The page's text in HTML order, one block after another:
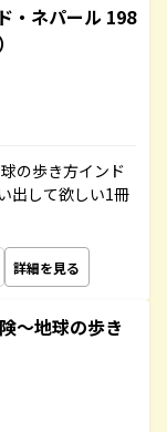
・ネパール 198
の歩き方インド
出して欲しい1冊
詳細を見る
～地球の歩き